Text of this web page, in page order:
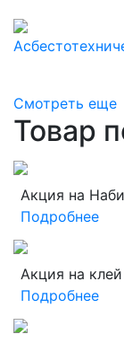
Смотреть еще
Товар
Акция на
Подробнее
Акция на клей
Подробнее